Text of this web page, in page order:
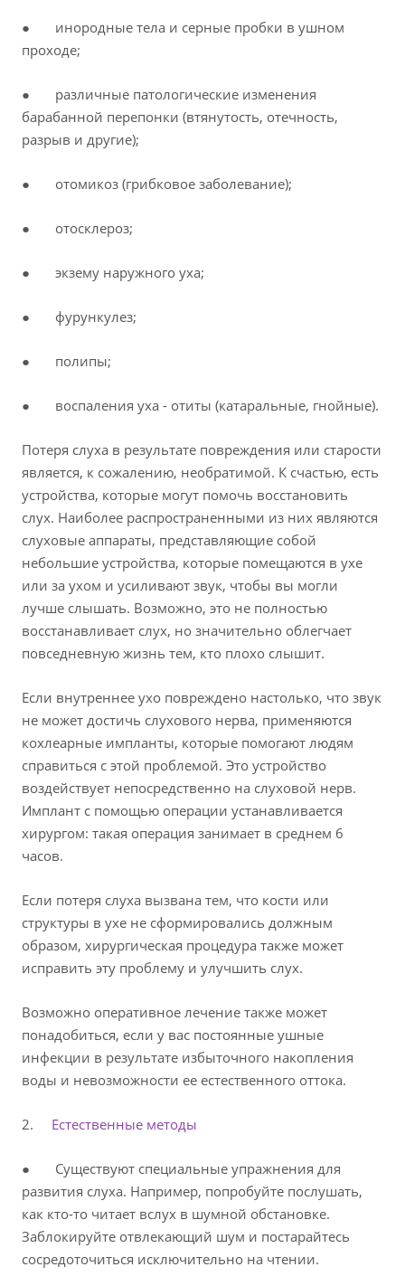
● инородные тела и серные пробки в ушном
проходе;
● различные патологические изменения
барабанной перепонки (втянутость, отечность,
разрыв и другие);
● отомикоз (грибковое заболевание);
● отосклероз;
● экзему наружного уха;
● фурункулез;
● полипы;
● воспаления уха - отиты (катаральные, гнойные).
Потеря слуха в результате повреждения или старости
является, к сожалению, необратимой. К счастью, есть
устройства, которые могут помочь восстановить
слух. Наиболее распространенными из них являются
слуховые аппараты, представляющие собой
небольшие устройства, которые помещаются в ухе
или за ухом и усиливают звук, чтобы вы могли
лучше слышать. Возможно, это не полностью
восстанавливает слух, но значительно облегчает
повседневную жизнь тем, кто плохо слышит.
Если внутреннее ухо повреждено настолько, что звук
не может достичь слухового нерва, применяются
кохлеарные импланты, которые помогают людям
справиться с этой проблемой. Это устройство
воздействует непосредственно на слуховой нерв.
Имплант с помощью операции устанавливается
хирургом: такая операция занимает в среднем 6
часов.
Если потеря слуха вызвана тем, что кости или
структуры в ухе не сформировались должным
образом, хирургическая процедура также может
исправить эту проблему и улучшить слух.
Возможно оперативное лечение также может
понадобиться, если у вас постоянные ушные
инфекции в результате избыточного накопления
воды и невозможности ее естественного оттока.
2. Естественные методы
● Существуют специальные упражнения для
развития слуха. Например, попробуйте послушать,
как кто-то читает вслух в шумной обстановке.
Заблокируйте отвлекающий шум и постарайтесь
сосредоточиться исключительно на чтении.